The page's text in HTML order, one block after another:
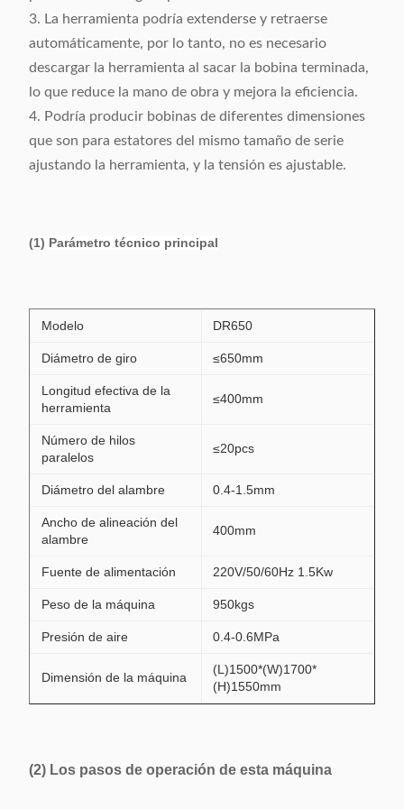
3. La herramienta podría extenderse y retraerse
automáticamente, por lo tanto, no es necesario
descargar la herramienta al sacar la bobina terminada,
lo que reduce la mano de obra y mejora la eficiencia.
4. Podría producir bobinas de diferentes dimensiones
que son para estatores del mismo tamaño de serie
ajustando la herramienta, y la tensión es ajustable.
(1) Parámetro técnico principal
Modelo DR650
Diámetro de giro ≤650mm
Longitud efectiva de la
herramienta
≤400mm
Número de hilos
paralelos
≤20pcs
Diámetro del alambre 0.4-1.5mm
Ancho de alineación del
alambre
400mm
Fuente de alimentación 220V/50/60Hz 1.5Kw
Peso de la máquina 950kgs
Presión de aire 0.4-0.6MPa
Dimensión de la máquina
(L)1500*(W)1700*
(H)1550mm
(2) Los pasos de operación de esta máquina